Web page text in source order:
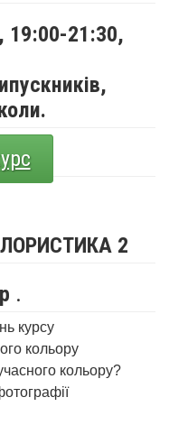
19:00-21:30,
2
.
курсу
кольору
кольору?